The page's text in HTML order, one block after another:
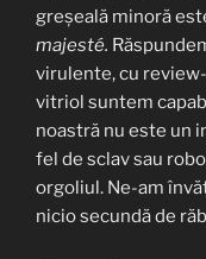
greșeală minoră
majesté.
virulente, cu
vitriol suntem
noastră nu este un
fel de sclav sau
orgoliul. Ne-am
nicio secundă de